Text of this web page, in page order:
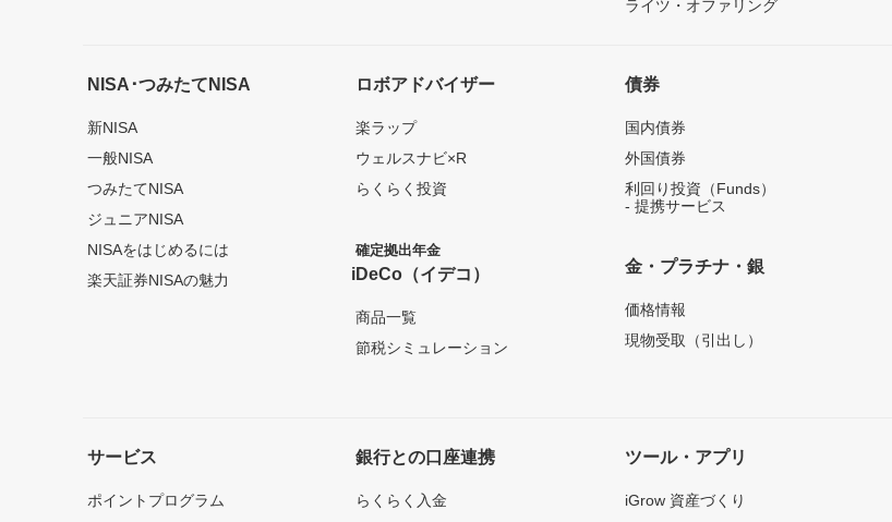
ライツ・オファリング
NISA･つみたてNISA
新NISA
一般NISA
つみたてNISA
ジュニアNISA
NISAをはじめるには
楽天証券NISAの魅力
ロボアドバイザー
楽ラップ
ウェルスナビ×R
らくらく投資
確定拠出年金
iDeCo（イデコ）
商品一覧
節税シミュレーション
債券
国内債券
外国債券
利回り投資（Funds）
- 提携サービス
金・プラチナ・銀
価格情報
現物受取（引出し）
サービス
ポイントプログラム
銀行との口座連携
らくらく入金
ツール・アプリ
iGrow 資産づくり